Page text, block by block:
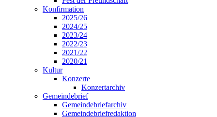
Konfirmation
2025/26
2024/25
2023/24
2022/23
2021/22
2020/21
Kultur
Konzerte
Konzertarchiv
Gemeindebrief
Gemeindebriefarchiv
Gemeindebriefredaktion